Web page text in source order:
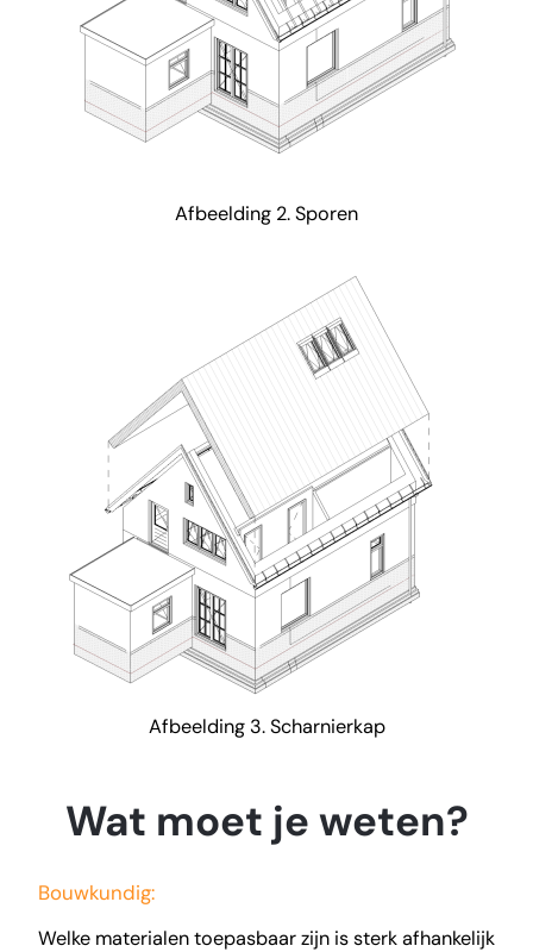
Afbeelding 2. Sporen
Afbeelding 3. Scharnierkap
Wat moet je weten?
Bouwkundig:
Welke materialen toepasbaar zijn is sterk afhankelijk